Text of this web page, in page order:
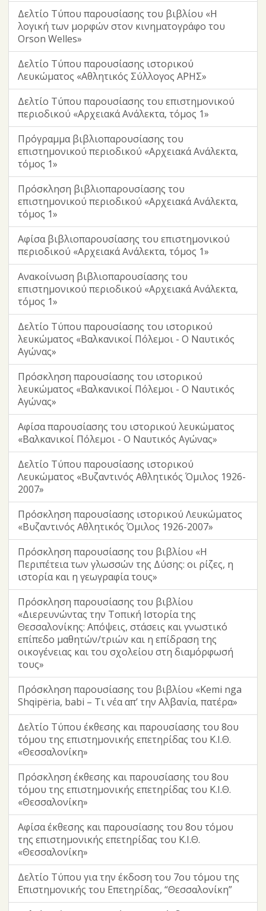
Δελτίο Τύπου παρουσίασης του βιβλίου «Η
λογική των μορφών στον κινηματογράφο του
Orson Welles»
Δελτίο Τύπου παρουσίασης ιστορικού
Λευκώματος «Αθλητικός Σύλλογος ΑΡΗΣ»
Δελτίο Τύπου παρουσίασης του επιστημονικού
περιοδικού «Αρχειακά Ανάλεκτα, τόμος 1»
Πρόγραμμα βιβλιοπαρουσίασης του
επιστημονικού περιοδικού «Αρχειακά Ανάλεκτα,
τόμος 1»
Πρόσκληση βιβλιοπαρουσίασης του
επιστημονικού περιοδικού «Αρχειακά Ανάλεκτα,
τόμος 1»
Αφίσα βιβλιοπαρουσίασης του επιστημονικού
περιοδικού «Αρχειακά Ανάλεκτα, τόμος 1»
Ανακοίνωση βιβλιοπαρουσίασης του
επιστημονικού περιοδικού «Αρχειακά Ανάλεκτα,
τόμος 1»
Δελτίο Τύπου παρουσίασης του ιστορικού
λευκώματος «Βαλκανικοί Πόλεμοι - Ο Ναυτικός
Αγώνας»
Πρόσκληση παρουσίασης του ιστορικού
λευκώματος «Βαλκανικοί Πόλεμοι - Ο Ναυτικός
Αγώνας»
Αφίσα παρουσίασης του ιστορικού λευκώματος
«Βαλκανικοί Πόλεμοι - Ο Ναυτικός Αγώνας»
Δελτίο Τύπου παρουσίασης ιστορικού
Λευκώματος «Βυζαντινός Αθλητικός Όμιλος 1926-
2007»
Πρόσκληση παρουσίασης ιστορικού Λευκώματος
«Βυζαντινός Αθλητικός Όμιλος 1926-2007»
Πρόσκληση παρουσίασης του βιβλίου «Η
Περιπέτεια των γλωσσών της Δύσης: οι ρίζες, η
ιστορία και η γεωγραφία τους»
Πρόσκληση παρουσίασης του βιβλίου
«Διερευνώντας την Τοπική Ιστορία της
Θεσσαλονίκης: Απόψεις, στάσεις και γνωστικό
επίπεδο μαθητών/τριών και η επίδραση της
οικογένειας και του σχολείου στη διαμόρφωσή
τους»
Πρόσκληση παρουσίασης του βιβλίου «Kemi nga
Shqipëria, babi – Τι νέα απ’ την Αλβανία, πατέρα»
Δελτίο Τύπου έκθεσης και παρουσίασης του 8ου
τόμου της επιστημονικής επετηρίδας του Κ.Ι.Θ.
«Θεσσαλονίκη»
Πρόσκληση έκθεσης και παρουσίασης του 8ου
τόμου της επιστημονικής επετηρίδας του Κ.Ι.Θ.
«Θεσσαλονίκη»
Αφίσα έκθεσης και παρουσίασης του 8ου τόμου
της επιστημονικής επετηρίδας του Κ.Ι.Θ.
«Θεσσαλονίκη»
Δελτίο Τύπου για την έκδοση του 7ου τόμου της
Επιστημονικής του Επετηρίδας, “Θεσσαλονίκη”